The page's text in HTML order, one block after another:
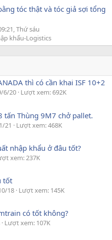
tóc thật và tóc giả sợi tổng
Thứ sáu
khẩu-Logistics
thì có cần khai ISF 10+2
6/20 Lượt xem: 692K
tấn Thùng 9M7 chở pallet.
21
Lượt xem: 468K
nhập khẩu ở đâu tốt?
xem: 237K
tốt
18 Lượt xem: 145K
có tốt không?
Lượt xem: 107K